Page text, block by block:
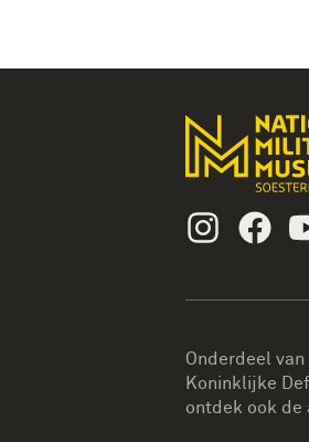
Instagram
Onderdeel
Koninklijke
ontdek ook de